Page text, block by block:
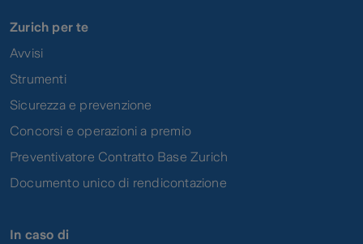
Zurich per te
Avvisi
Strumenti
Sicurezza e prevenzione
Concorsi e operazioni a premio
Preventivatore Contratto Base Zurich
Documento unico di rendicontazione
In caso di